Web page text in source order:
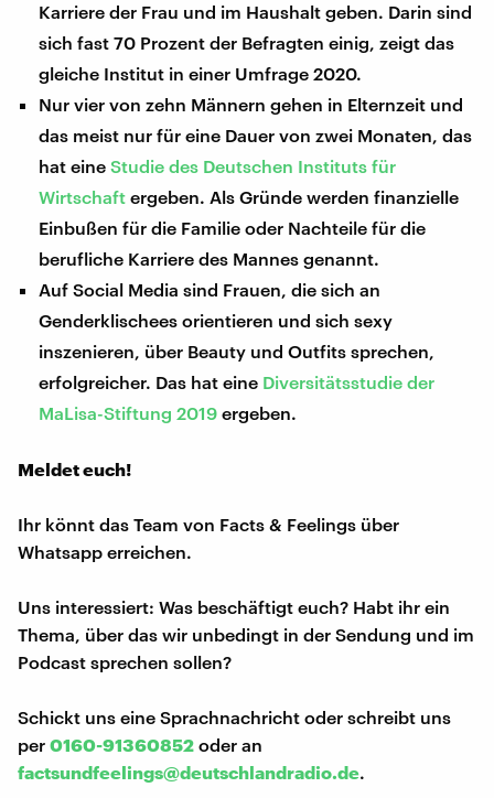
Karriere der Frau und im Haushalt geben. Darin sind
sich fast 70 Prozent der Befragten einig, zeigt das
gleiche Institut in einer Umfrage 2020.
Nur vier von zehn Männern gehen in Elternzeit und
das meist nur für eine Dauer von zwei Monaten, das
hat eine Studie des Deutschen Instituts für
Wirtschaft ergeben. Als Gründe werden finanzielle
Einbußen für die Familie oder Nachteile für die
berufliche Karriere des Mannes genannt.
Auf Social Media sind Frauen, die sich an
Genderklischees orientieren und sich sexy
inszenieren, über Beauty und Outfits sprechen,
erfolgreicher. Das hat eine Diversitätsstudie der
MaLisa-Stiftung 2019 ergeben.
Meldet euch!
Ihr könnt das Team von Facts & Feelings über
Whatsapp erreichen.
Uns interessiert: Was beschäftigt euch? Habt ihr ein
Thema, über das wir unbedingt in der Sendung und im
Podcast sprechen sollen?
Schickt uns eine Sprachnachricht oder schreibt uns
per 0160-91360852 oder an
factsundfeelings@deutschlandradio.de.